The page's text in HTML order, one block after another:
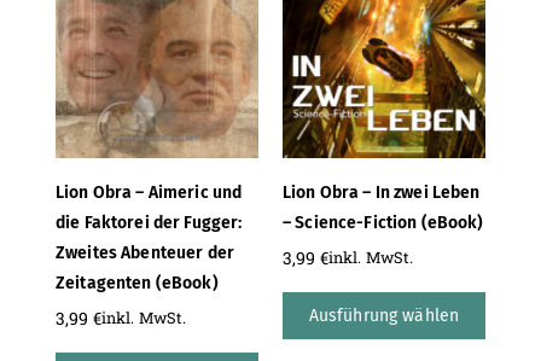
Lion Obra – Aimeric und
die Faktorei der Fugger:
Zweites Abenteuer der
Zeitagenten (eBook)
3,99 €inkl. MwSt.
Lion Obra – In zwei Leben
– Science-Fiction (eBook)
3,99 €inkl. MwSt.
Ausführung wählen